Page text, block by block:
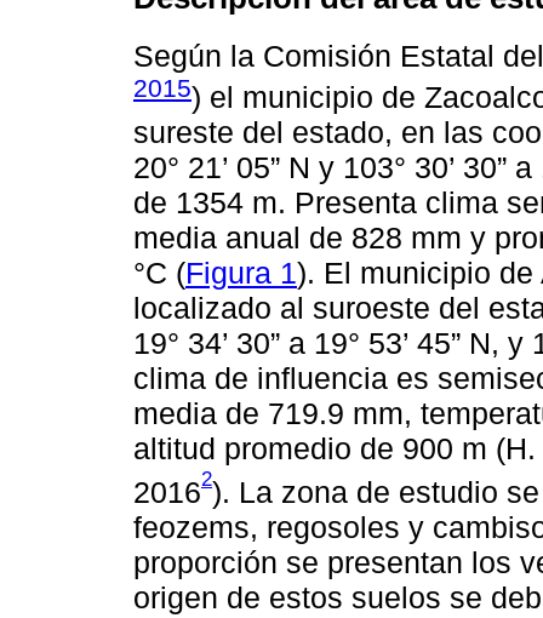
Según la Comisión Estatal
2015) el municipio de
sureste del estado, en las
20° 21’ 05” N y 103° 30’ 30”
de 1354 m. Presenta clima
media anual de 828 mm y
°C (Figura 1). El municipio
localizado al suroeste del
19° 34’ 30” a 19° 53’ 45” N,
clima de influencia es
media de 719.9 mm,
altitud promedio de 900 m
20162). La zona de estudio
feozems, regosoles y
proporción se presentan los
origen de estos suelos se